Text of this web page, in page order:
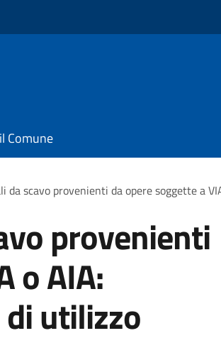
Comune
da scavo provenienti da opere soggette a
provenienti
o AIA:
utilizzo